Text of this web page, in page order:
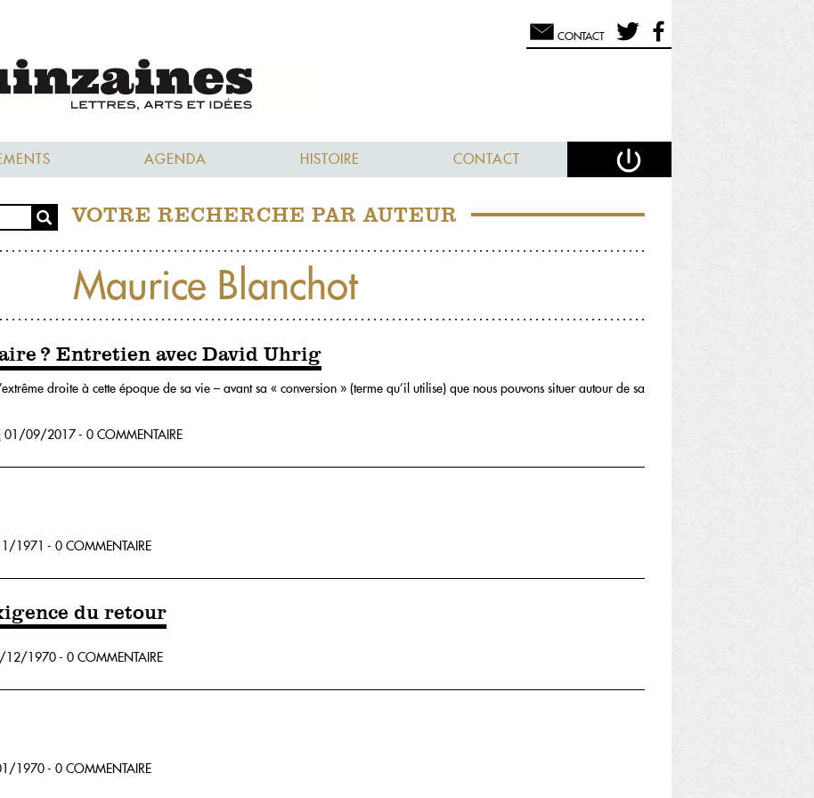
CONTACT
AGENDA HISTOIRE CONTACT
VOTRE RECHERCHE PAR AUTEUR
Maurice Blanchot
? Entretien avec David Uhrig
droite à cette époque de sa vie – avant sa « conversion » (terme qu’il utilise) que nous pouvons situer autour de sa
01/09/2017 - 0 COMMENTAIRE
1971 - 0 COMMENTAIRE
du retour
1970 - 0 COMMENTAIRE
1970 - 0 COMMENTAIRE